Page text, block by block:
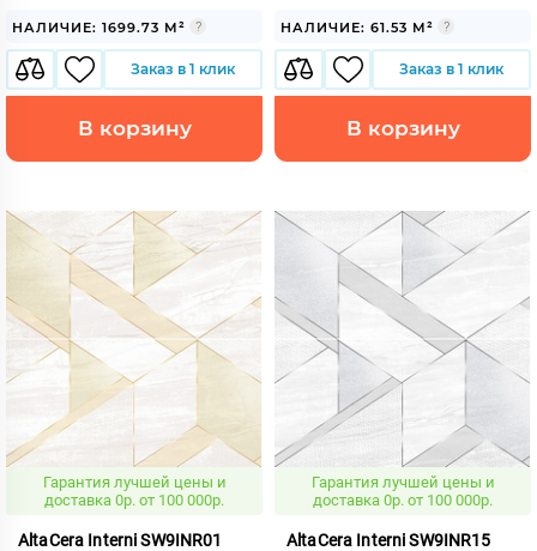
НАЛИЧИЕ: 1699.73 М²
Заказ в 1 клик
В корзину
НАЛИЧИЕ: 61.53 М²
Заказ в 1 клик
В корзину
Гарантия лучшей цены и
доставка 0р. от 100 000р.
AltaCera Interni SW9INR01
Гарантия лучшей цены и
доставка 0р. от 100 000р.
AltaCera Interni SW9INR15